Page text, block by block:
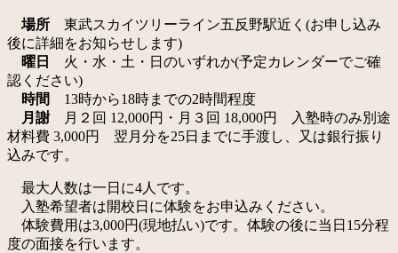
場所 東武スカイツリーライン五反野駅近く(お申し込み
後に詳細をお知らせします)
曜日
火・水・土・日のいずれか(予定カレンダーでご確
認ください)
時間
13時から18時までの2時間程度
月謝月２回 12,000円・月３回 18,000円 入塾時のみ別途
材料費 3,000円 翌月分を25日までに手渡し、又は銀行振り
込みです。
最大人数は一日に4人です。
入塾希望者は開校日に体験をお申込みください。
体験費用は3,000円(現地払い)です。体験の後に当日15分程
度の面接を行います。